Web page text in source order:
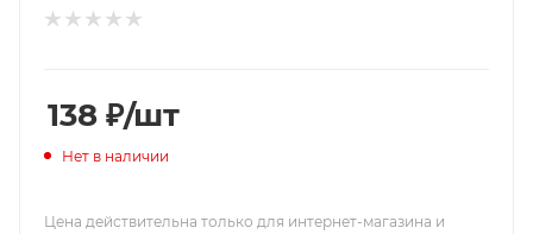
138 ₽/шт
Нет в наличии
Цена действительна только для интернет-магазина и